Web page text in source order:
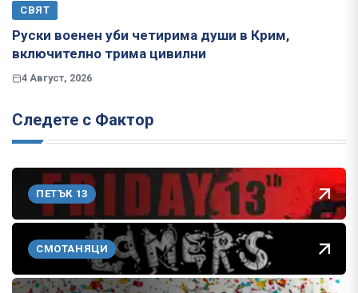
СВЯТ
Руски военен уби четирима души в Крим,
включително трима цивилни
4 Август, 2026
Следете с Фактор
ПЕТЪК 13
СМОТАНЯЦИ